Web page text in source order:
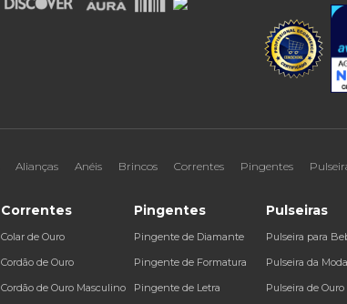
Alianças Anéis Brincos Correntes Pingentes
Correntes
Colar de Ouro
Cordão de Ouro
Cordão de Ouro Masculino
Pingentes
Pingente de Diamante
Pingente de Formatura
Pingente de Letra
Pulseiras
Pulseira para
Pulseira da Moda
Pulseira de Ouro